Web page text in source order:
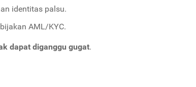
identitas palsu.
AML/KYC.
dapat diganggu gugat.